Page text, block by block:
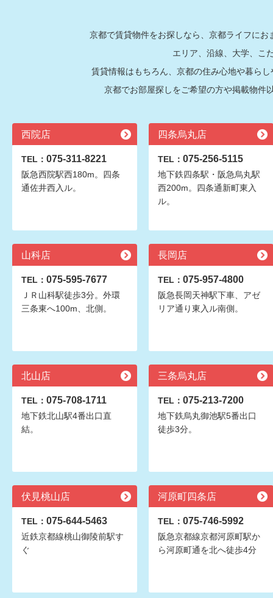
京都で賃貸物件をお探しなら、京都ライフに
エリア、沿線、大学、こ
賃貸情報はもちろん、京都の住み心地や暮ら
京都でお部屋探しをご希望の方や掲載物件
西院店
TEL： 075-311-8221
阪急西院駅西180m。四条
通佐井西入ル。
四条烏丸店
TEL： 075-256-5115
地下鉄四条駅・阪急烏丸駅
西200m。四条通新町東入
ル。
山科店
TEL： 075-595-7677
ＪＲ山科駅徒歩3分。外環
三条東へ100m、北側。
長岡店
TEL： 075-957-4800
阪急長岡天神駅下車、アゼ
リア通り東入ル南側。
北山店
TEL： 075-708-1711
地下鉄北山駅4番出口直
結。
三条烏丸店
TEL： 075-213-7200
地下鉄烏丸御池駅5番出口
徒歩3分。
伏見桃山店
TEL： 075-644-5463
近鉄京都線桃山御陵前駅す
ぐ
河原町四条店
TEL： 075-746-5992
阪急京都線京都河原町駅か
ら河原町通を北へ徒歩4分